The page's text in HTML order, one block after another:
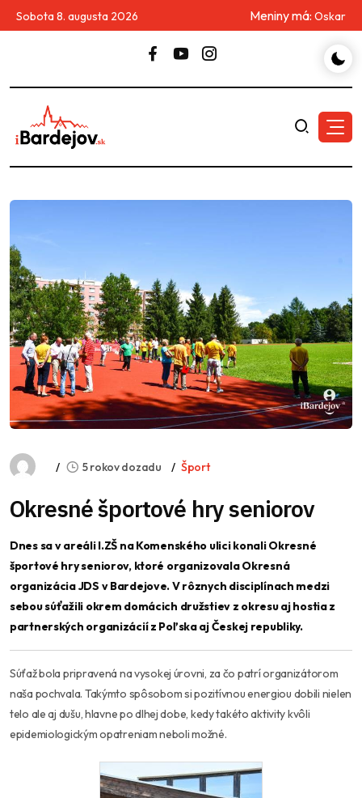
Sobota 8. augusta 2026 Meniny má: Oskar
5 rokov dozadu Šport
Okresné športové hry seniorov
Dnes sa v areáli I.ZŠ na Komenského ulici konali Okresné
športové hry seniorov, ktoré organizovala Okresná
organizácia JDS v Bardejove. V rôznych disciplínach medzi
sebou súťažili okrem domácich družstiev z okresu aj hostia z
partnerských organizácií z Poľska aj Českej republiky.
Súťaž bola pripravená na vysokej úrovni, za čo patrí organizátorom
naša pochvala. Takýmto spôsobom si pozitívnou energiou dobili nielen
telo ale aj dušu, hlavne po dlhej dobe, kedy takéto aktivity kvôli
epidemiologickým opatreniam neboli možné.